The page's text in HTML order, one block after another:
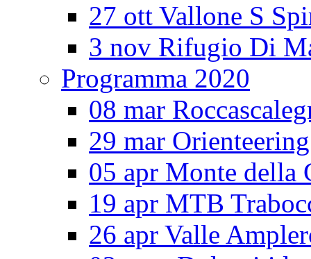
27 ott Vallone S
3 nov Rifugio Di
Programma 2020
08 mar
29 mar Orienteering
05 apr Monte della
19 apr MTB
26 apr Valle